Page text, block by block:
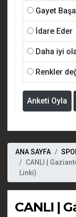
Gayet
İdare Eder
Daha iyi
Renkler
Anketi Oyla
ANA SAYFA
CANLI |
Linki)
CANLI |